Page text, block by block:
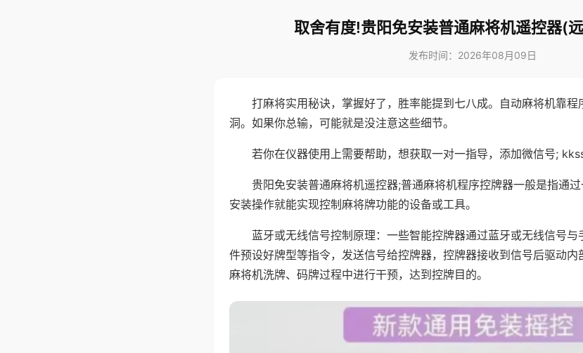
取舍有度!贵阳免安装普通麻将机遥控器(
发布时间：2026年08月09日
打麻将实用秘诀，掌握好了，胜率能提到七八成。自动麻将机靠
洞。如果你总输，可能就是没注意这些细节。
若你在仪器使用上需要帮助，想获取一对一指导，添加微信号;
贵阳免安装普通麻将机遥控器;普通麻将机程序控牌器一般是指通
安装操作就能实现控制麻将牌功能的设备或工具。
蓝牙或无线信号控制原理：一些智能控牌器通过蓝牙或无线信号
件预设好牌型等指令，发送信号给控牌器，控牌器接收到信号后驱动
麻将机洗牌、码牌过程中进行干预，达到控牌目的。